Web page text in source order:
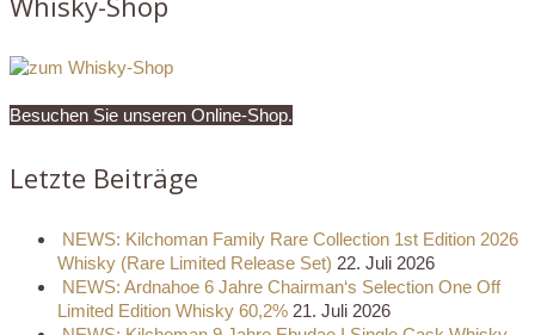
Besuchen Sie unseren Online-Shop.
Letzte Beiträge
NEWS: Kilchoman Family Rare Collection 1st Edition 2026
Whisky (Rare Limited Release Set) 22. Juli 2026
NEWS: Ardnahoe 6 Jahre Chairman‘s Selection One Off
Limited Edition Whisky 60,2% 21. Juli 2026